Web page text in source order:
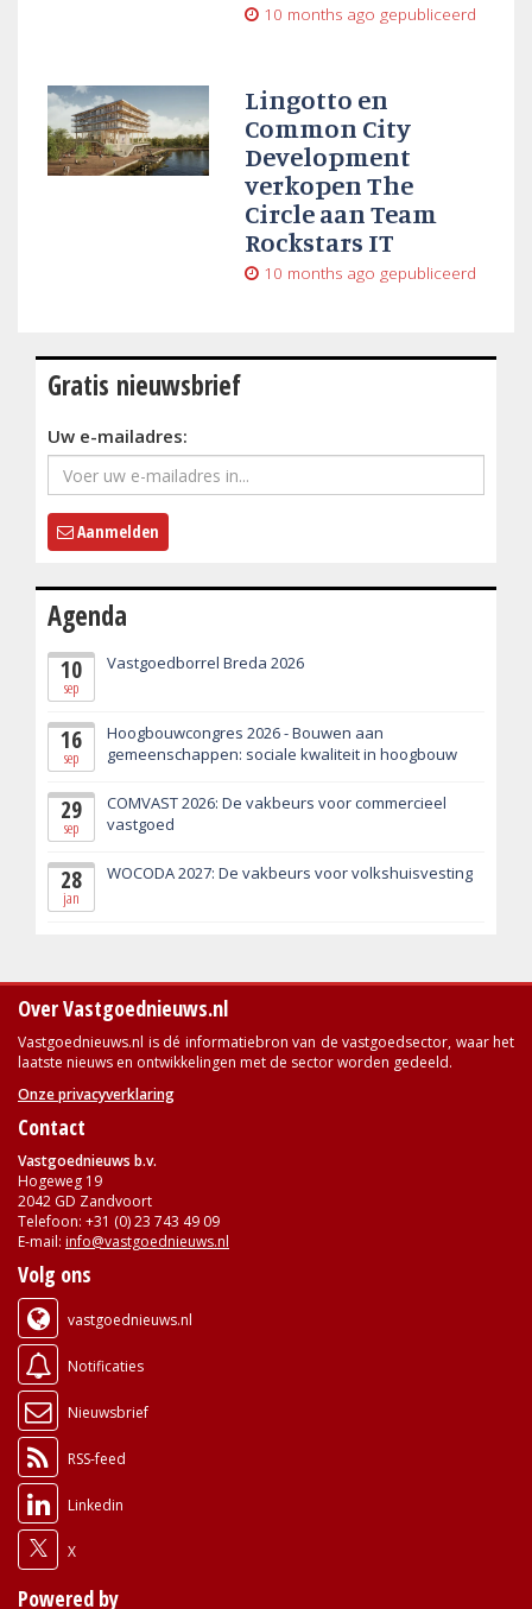
10 months ago gepubliceerd
Lingotto en
Common City
Development
verkopen The
Circle aan Team
Rockstars IT
10 months ago gepubliceerd
Gratis nieuwsbrief
Uw e-mailadres:
Aanmelden
Agenda
10
sep
Vastgoedborrel Breda 2026
16
sep
Hoogbouwcongres 2026 - Bouwen aan
gemeenschappen: sociale kwaliteit in hoogbouw
29
sep
COMVAST 2026: De vakbeurs voor commercieel
vastgoed
28
jan
WOCODA 2027: De vakbeurs voor volkshuisvesting
Over Vastgoednieuws.nl
Vastgoednieuws.nl is dé informatiebron van de vastgoedsector, waar het
laatste nieuws en ontwikkelingen met de sector worden gedeeld.
Onze privacyverklaring
Contact
Vastgoednieuws b.v.
Hogeweg 19
2042 GD Zandvoort
Telefoon: +31 (0) 23 743 49 09
E-mail: info@vastgoednieuws.nl
Volg ons
vastgoednieuws.nl
Notificaties
Nieuwsbrief
RSS-feed
Linkedin
X
Powered by